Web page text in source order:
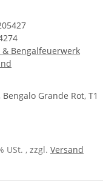
& Bengalfeuerwerk
Grande Rot, T1
USt. , zzgl. Versand